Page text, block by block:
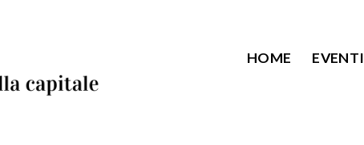
HOME EVENTI